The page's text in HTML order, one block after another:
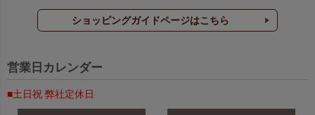
ショッピングガイドページはこちら
営業日カレンダー
■土日祝 弊社定休日